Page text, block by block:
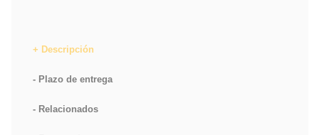
Descripción
Plazo de entrega
Relacionados